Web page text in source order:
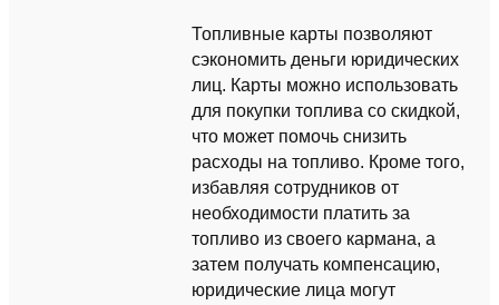
Топливные карты позволяют
сэкономить деньги юридических
лиц. Карты можно использовать
для покупки топлива со скидкой,
что может помочь снизить
расходы на топливо. Кроме того,
избавляя сотрудников от
необходимости платить за
топливо из своего кармана, а
затем получать компенсацию,
юридические лица могут